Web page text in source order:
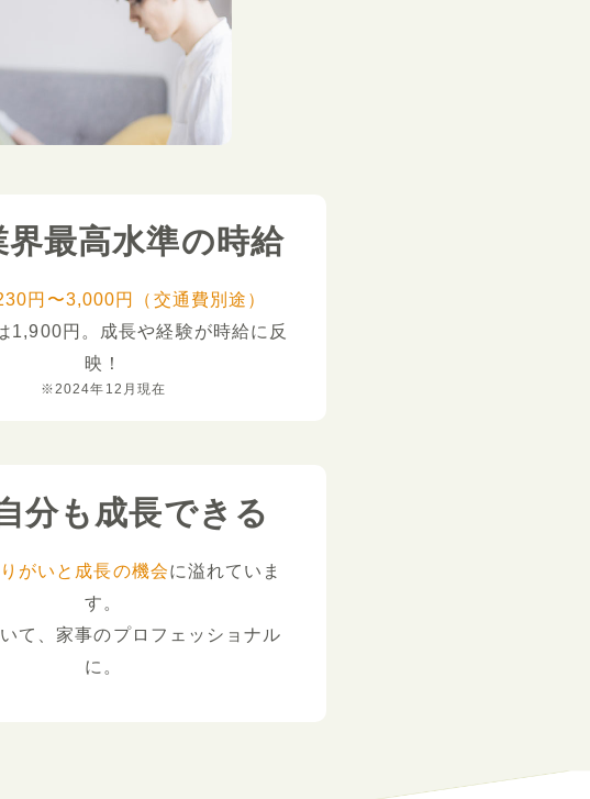
界最高水準の時給
円〜3,000円（交通費別途）
1,900円。
成長や経験が時給に反
映！
※2024年12月現在
分も成長できる
がいと成長の機会に溢れていま
す。
て、家事のプロフェッショナル
に。